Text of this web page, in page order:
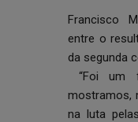
Francisco
entre o
da segunda
“Foi um
mostramos,
na luta